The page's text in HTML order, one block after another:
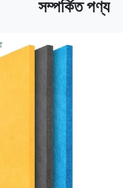
সম্পর্কিত পণ্য